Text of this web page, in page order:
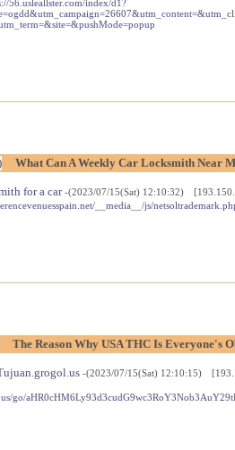
56.usleallster.com/index/d1?
What Can A Weekly Car Locksmith Near
for a car -(2023/07/15(Sat) 12:10:32)
__media__/js/
The Reason Why USA THC Is Everyone's
-(2023/07/15(Sat) 12:10:15)
go/